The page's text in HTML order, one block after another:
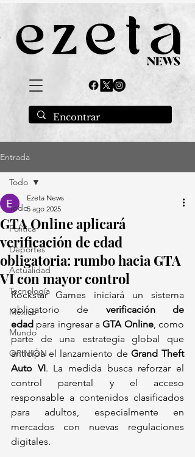
Entrada
Todo
Política
Deportes
Actualidad
Tecnología
México
Mundo
OPINIÓN
Todo
GTA Online aplicará
verificación de edad
obligatoria: rumbo hacia GTA
VI con mayor control
Ezeta News
5 ago 2025
Rockstar Games iniciará un sistema
obligatorio de verificación de
edad para ingresar a GTA Online, como
parte de una estrategia global que
anticipa el lanzamiento de Grand Theft
Auto VI. La medida busca reforzar el
control parental y el acceso
responsable a contenidos clasificados
para adultos, especialmente en
mercados con nuevas regulaciones
digitales.